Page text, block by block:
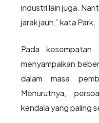
industri lain juga.
jarak jauh,” kata Park.
Pada
menyampaikan
dalam masa
Menurutnya,
kendala yang paling